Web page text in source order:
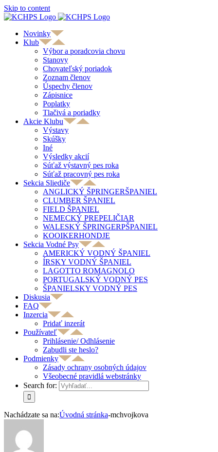
Skip to content
Novinky
Klub
Výbor a poradcovia chovu
Stanovy
Chovateľský poriadok
Zoznam členov
Úspechy členov
Zápisnice
Poplatky
Tlačivá a poriadky
Akcie Klubu
Výstavy
Skúšky
Iné
Výsledky akcií
Súťaž výstavný pes roka
Súťaž pracovný pes roka
Sekcia Sliediče
ANGLICKÝ ŠPRINGERŠPANIEL
CLUMBER ŠPANIEL
FIELD ŠPANIEL
NEMECKÝ PREPELIČIAR
WALESKÝ ŠPRINGERPŠPANIEL
KOOIKERHONDJE
Sekcia Vodné Psy
AMERICKÝ VODNÝ ŠPANIEL
ÍRSKY VODNÝ ŠPANIEL
LAGOTTO ROMAGNOLO
PORTUGALSKÝ VODNÝ PES
ŠPANIELSKY VODNÝ PES
Diskusia
FAQ
Inzercia
Pridať inzerát
Používateľ
Prihlásenie/ Odhlásenie
Zabudli ste heslo?
Podmienky
Zásady ochrany osobných údajov
Všeobecné pravidlá webstránky
Search for:
Nachádzate sa na:Úvodná stránka-mchvojkova